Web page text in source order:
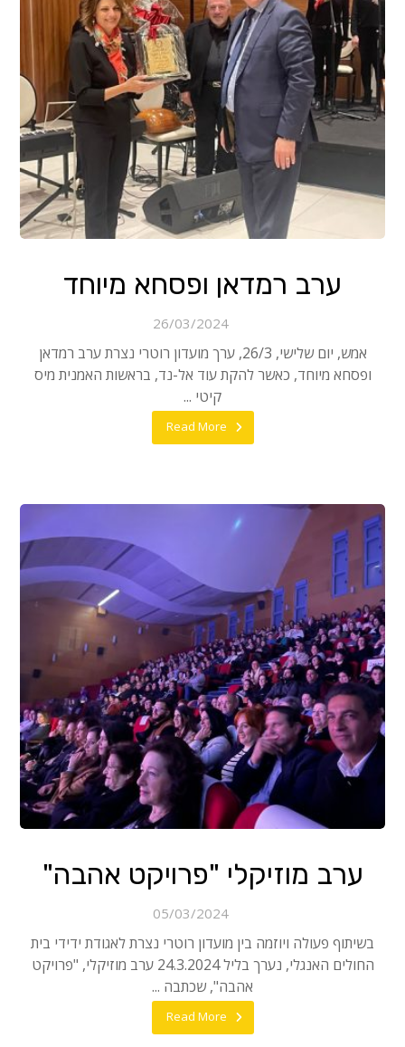
ערב רמדאן ופסחא מיוחד
26/03/2024
אמש, יום שלישי, 26/3, ערך מועדון רוטרי נצרת ערב רמדאן
ופסחא מיוחד, כאשר להקת עוד אל-נד, בראשות האמנית מיס
קיטי ...
Read More
ערב מוזיקלי "פרויקט אהבה"
05/03/2024
בשיתוף פעולה ויוזמה בין מועדון רוטרי נצרת לאגודת ידידי בית
החולים האנגלי, נערך בליל 24.3.2024 ערב מוזיקלי, "פרויקט
אהבה", שכתבה ...
Read More